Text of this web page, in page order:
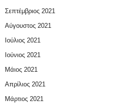
Σεπτέμβριος 2021
Αύγουστος 2021
Ιούλιος 2021
Ιούνιος 2021
Μάιος 2021
Απρίλιος 2021
Μάρτιος 2021